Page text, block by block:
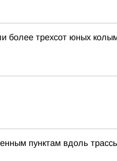
более трехсот юных
пунктам вдоль